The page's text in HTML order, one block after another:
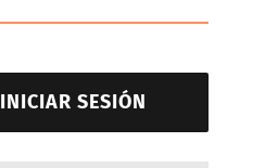
INICIAR SESIÓN